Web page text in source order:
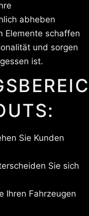
abheben
Elemente schaffen
und sorgen
ist.
Sie Kunden
Sie sich
Ihren Fahrzeugen